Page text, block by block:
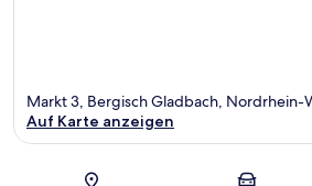
Markt 3, Bergisch Gladbach, Nordrhein-
Auf Karte anzeigen